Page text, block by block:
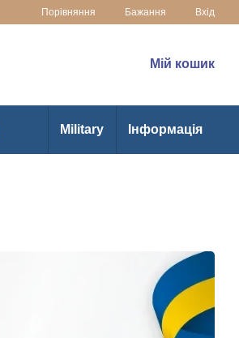
Порівняння Бажання Вхід
Мій кошик
Military Інформація